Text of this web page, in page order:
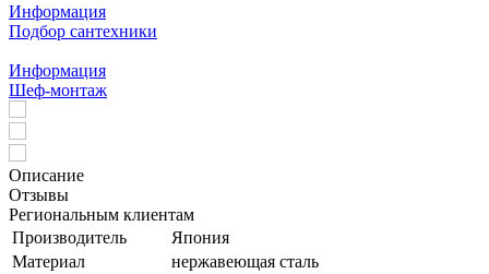
Информация
Подбор сантехники
Информация
Шеф-монтаж
Описание
Отзывы
Региональным клиентам
Производитель
Япония
Материал
нержавеющая сталь